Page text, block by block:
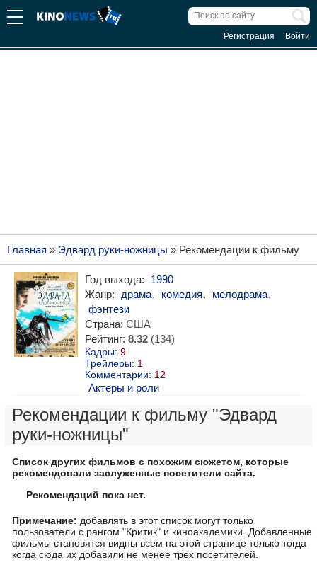
Регистрация Войти
Главная » Эдвард руки-ножницы » Рекомендации к фильму
Год выхода:
1990
Жанр:
драма, комедия, мелодрама,
фэнтези
Страна: США
Рейтинг: 8.32 (134)
Кадры: 9
Трейлеры: 1
Комментарии: 12
Актеры и роли
Рекомендации к фильму "Эдвард
руки-ножницы"
Список других фильмов с похожим сюжетом, которые
рекомендовали заслуженные посетители сайта.
Рекомендаций пока нет.
Примечание: добавлять в этот список могут только
пользователи с рангом "Критик" и киноакадемики. Добавленные
фильмы становятся видны всем на этой странице только тогда
когда сюда их добавили не менее трёх посетителей.